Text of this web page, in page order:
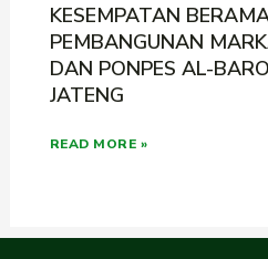
KESEMPATAN
PEMBANGUNAN
DAN PONPES AL-
JATENG
READ MORE »